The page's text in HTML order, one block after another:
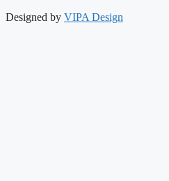
Designed by VIPA Design